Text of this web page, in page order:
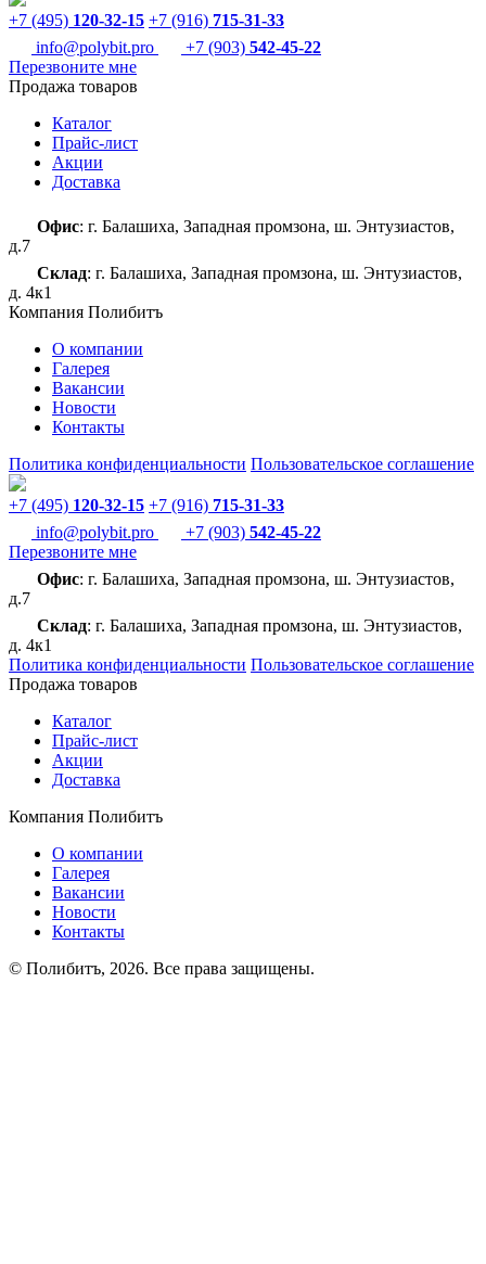
+7 (495) 120-32-15 +7 (916) 715-31-33
info@polybit.pro
+7 (903) 542-45-22
Перезвоните мне
Продажа товаров
Каталог
Прайс-лист
Акции
Доставка
Офис: г. Балашиха, Западная промзона, ш. Энтузиастов,
д.7
Склад: г. Балашиха, Западная промзона, ш. Энтузиастов,
д. 4к1
Компания Полибитъ
О компании
Галерея
Вакансии
Новости
Контакты
Политика конфиденциальности Пользовательское соглашение
+7 (495) 120-32-15 +7 (916) 715-31-33
info@polybit.pro
+7 (903) 542-45-22
Перезвоните мне
Офис: г. Балашиха, Западная промзона, ш. Энтузиастов,
д.7
Склад: г. Балашиха, Западная промзона, ш. Энтузиастов,
д. 4к1
Политика конфиденциальности Пользовательское соглашение
Продажа товаров
Каталог
Прайс-лист
Акции
Доставка
Компания Полибитъ
О компании
Галерея
Вакансии
Новости
Контакты
© Полибитъ, 2026. Все права защищены.